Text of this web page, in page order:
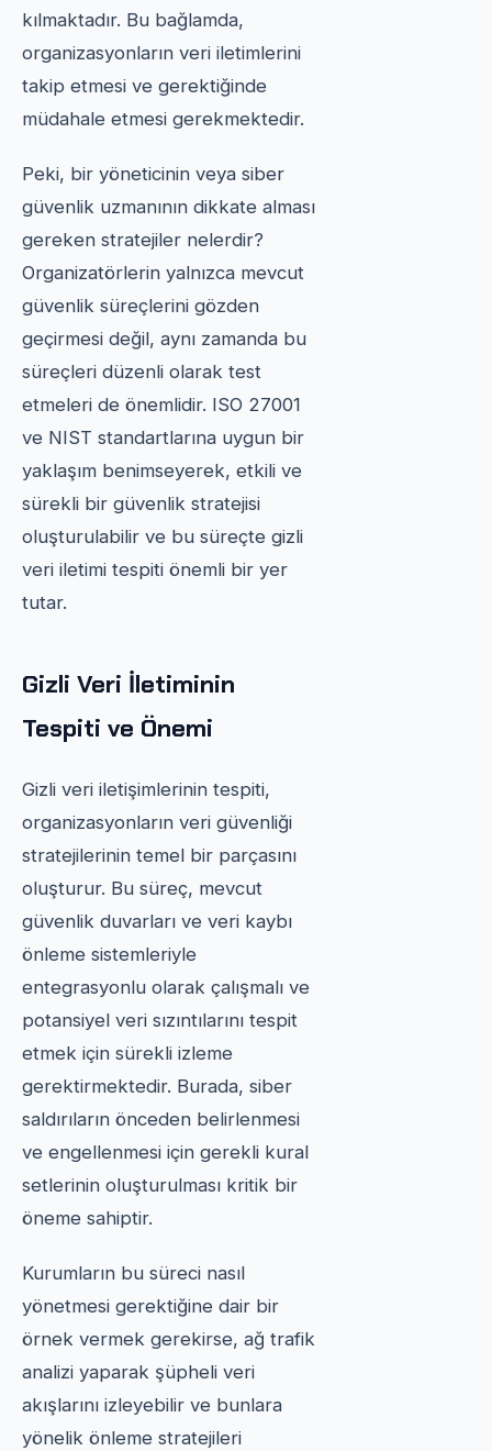
kılmaktadır. Bu bağlamda,
organizasyonların veri iletimlerini
takip etmesi ve gerektiğinde
müdahale etmesi gerekmektedir.
Peki, bir yöneticinin veya siber
güvenlik uzmanının dikkate alması
gereken stratejiler nelerdir?
Organizatörlerin yalnızca mevcut
güvenlik süreçlerini gözden
geçirmesi değil, aynı zamanda bu
süreçleri düzenli olarak test
etmeleri de önemlidir. ISO 27001
ve NIST standartlarına uygun bir
yaklaşım benimseyerek, etkili ve
sürekli bir güvenlik stratejisi
oluşturulabilir ve bu süreçte gizli
veri iletimi tespiti önemli bir yer
tutar.
Gizli Veri İletiminin
Tespiti ve Önemi
Gizli veri iletişimlerinin tespiti,
organizasyonların veri güvenliği
stratejilerinin temel bir parçasını
oluşturur. Bu süreç, mevcut
güvenlik duvarları ve veri kaybı
önleme sistemleriyle
entegrasyonlu olarak çalışmalı ve
potansiyel veri sızıntılarını tespit
etmek için sürekli izleme
gerektirmektedir. Burada, siber
saldırıların önceden belirlenmesi
ve engellenmesi için gerekli kural
setlerinin oluşturulması kritik bir
öneme sahiptir.
Kurumların bu süreci nasıl
yönetmesi gerektiğine dair bir
örnek vermek gerekirse, ağ trafik
analizi yaparak şüpheli veri
akışlarını izleyebilir ve bunlara
yönelik önleme stratejileri